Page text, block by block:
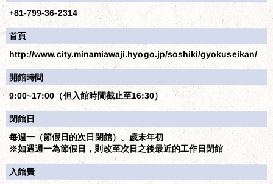
+81-799-36-2314
首頁
http://www.city.minamiawaji.hyogo.jp/soshiki/gyokuseikan/
開館時間
9:00~17:00（但入館時間截止至16:30）
閉館日
每週一（節假日的次日閉館）、歲末年初
※如遇週一為節假日，則改至次日之後最近的工作日閉館
入館費